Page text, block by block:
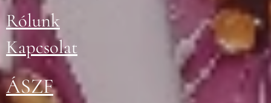
Rólunk
Kapcsolat
ÁSZF